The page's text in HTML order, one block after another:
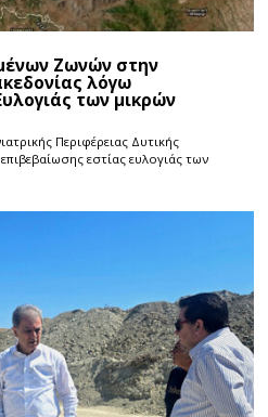
Ζωνών στην
λόγω
των μικρών
Περιφέρειας Δυτικής
εστίας ευλογιάς των